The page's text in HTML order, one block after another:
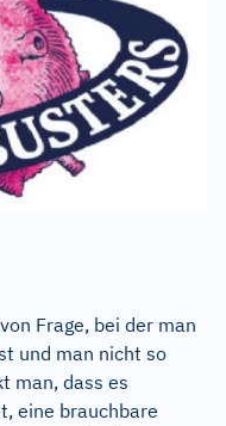
Frage, bei der man
und man nicht so
man, dass es
eine brauchbare